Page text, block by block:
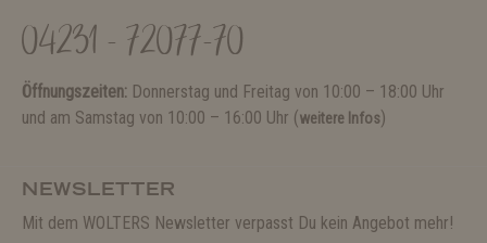
04231 - 72077-70
Öffnungszeiten: Donnerstag und Freitag von 10:00 – 18:00 Uhr
und am Samstag von 10:00 – 16:00 Uhr (weitere Infos)
NEWSLETTER
Mit dem WOLTERS Newsletter verpasst Du kein Angebot mehr!